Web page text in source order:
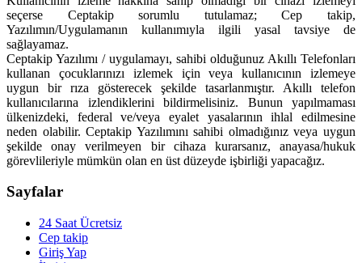
seçerse Ceptakip sorumlu tutulamaz; Cep takip,
Yazılımın/Uygulamanın kullanımıyla ilgili yasal tavsiye de
sağlayamaz.
Ceptakip Yazılımı / uygulamayı, sahibi olduğunuz Akıllı Telefonları
kullanan çocuklarınızı izlemek için veya kullanıcının izlemeye
uygun bir rıza gösterecek şekilde tasarlanmıştır. Akıllı telefon
kullanıcılarına izlendiklerini bildirmelisiniz. Bunun yapılmaması
ülkenizdeki, federal ve/veya eyalet yasalarının ihlal edilmesine
neden olabilir. Ceptakip Yazılımını sahibi olmadığınız veya uygun
şekilde onay verilmeyen bir cihaza kurarsanız, anayasa/hukuk
görevlileriyle mümkün olan en üst düzeyde işbirliği yapacağız.
Sayfalar
24 Saat Ücretsiz
Cep takip
Giriş Yap